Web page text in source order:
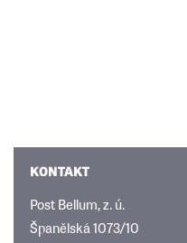
KONTAKT
Post Bellum, z. ú.
Španělská 1073/10